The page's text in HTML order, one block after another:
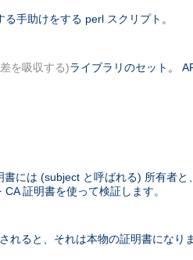
手助けをする perl スクリプト。
を吸収する)ライブラリのセット。
には (subject と呼ばれる) 所有者と
証明書を使って検証します。
れると、それは本物の証明書になりま